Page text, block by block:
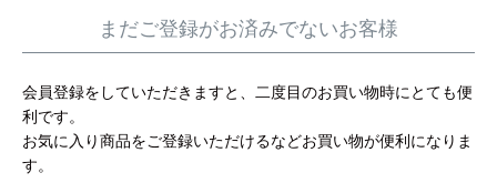
工事について
トイレ見積もりフォーム
給湯器見積もりフォーム
まだご登録がお済みでないお客様
会員登録をしていただきますと、二度目のお買い物時にとても便
利です。
お気に入り商品をご登録いただけるなどお買い物が便利になりま
す。